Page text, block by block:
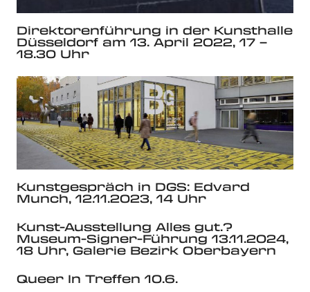
Direktorenführung in der Kunsthalle
Düsseldorf am 13. April 2022, 17 –
18.30 Uhr
Kunstgespräch in DGS: Edvard
Munch, 12.11.2023, 14 Uhr
Kunst-Ausstellung Alles gut.?
Museum-Signer-Führung 13.11.2024,
18 Uhr, Galerie Bezirk Oberbayern
Queer In Treffen 10.6.